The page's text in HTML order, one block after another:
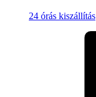
24 órás kiszállítás